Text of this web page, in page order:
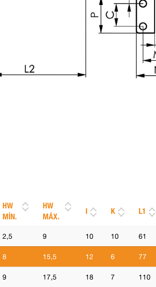
HW
MÍN.
HW
MÁX.
I K L1
2,5 9 10 10 61
8 15,5 12 6 77
9 17,5 18 7 110